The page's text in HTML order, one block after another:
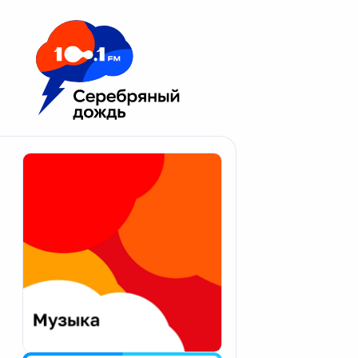
Москва 100.1 FM
Апатиты
Екатеринбург
Калининград
Калуга